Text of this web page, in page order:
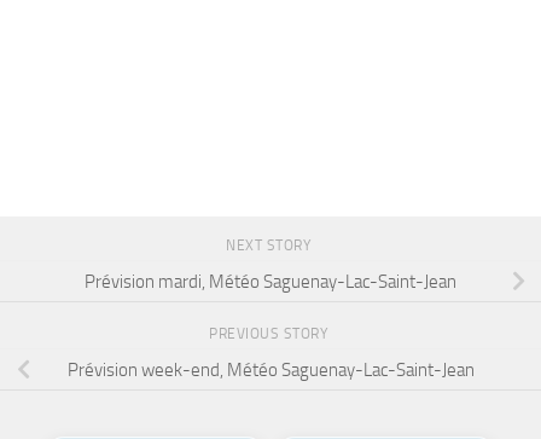
NEXT STORY
Prévision mardi, Météo Saguenay-Lac-Saint-Jean
PREVIOUS STORY
Prévision week-end, Météo Saguenay-Lac-Saint-Jean